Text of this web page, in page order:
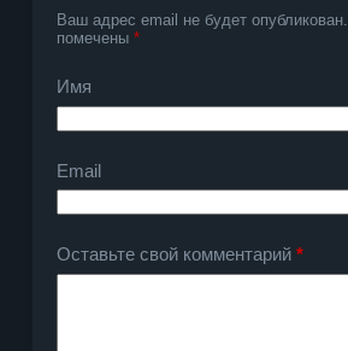
Ваш адрес email не будет опубликован.
помечены *
Имя
Email
Оставьте свой комментарий*